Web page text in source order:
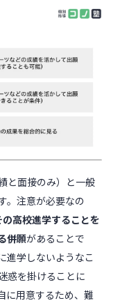
と面接のみ）と一般
。注意が必要なの
高校進学することを
併願があることで
進学しないようなこ
惑を掛けることに
に用意するため、難